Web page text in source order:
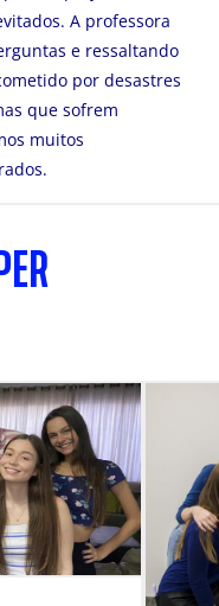
A professora
e ressaltando
por desastres
que sofrem
muitos